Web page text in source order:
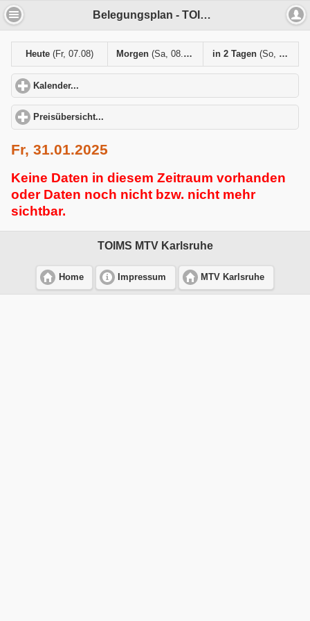
Belegungsplan - TOIMS MTV Karlsruhe
Heute (Fr, 07.08) Morgen(Sa, 08.08) in 2 Tagen (So, 09.08)
Kalender...
Preisübersicht...
Fr, 31.01.2025
Keine Daten in diesem Zeitraum vorhanden
oder Daten noch nicht bzw. nicht mehr
sichtbar.
TOIMS MTV Karlsruhe
Home Impressum MTV Karlsruhe